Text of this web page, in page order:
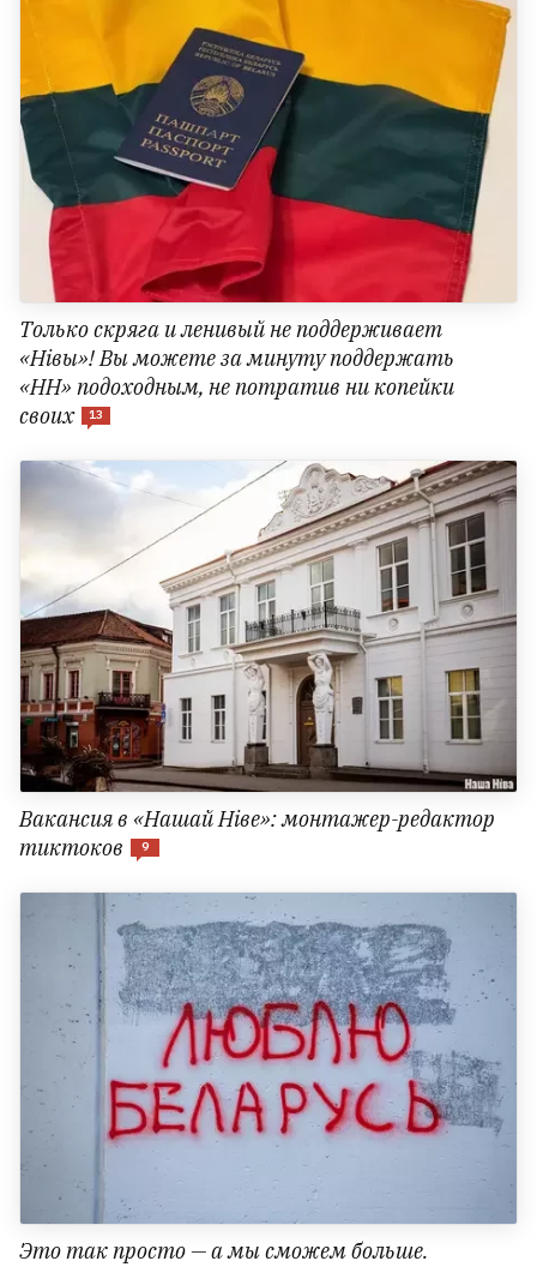
Только скряга и ленивый не поддерживает
«Нівы»! Вы можете за минуту поддержать
«НН» подоходным, не потратив ни копейки
своих
13
Вакансия в «Нашай Ніве»: монтажер-редактор
тиктоков
9
Это так просто — а мы сможем больше.